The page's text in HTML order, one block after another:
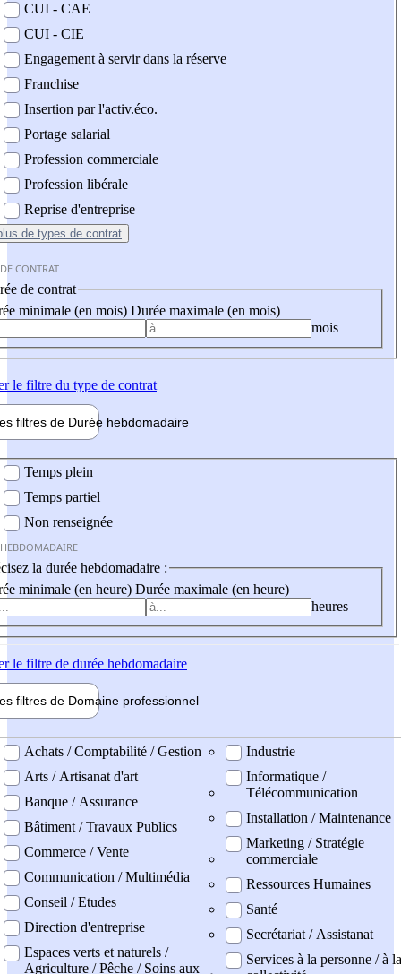
CUI - CAE
CUI - CIE
Engagement à servir dans la réserve
Franchise
Insertion par l'activ.éco.
Portage salarial
Profession commerciale
Profession libérale
Reprise d'entreprise
de types de contrat
CONTRAT
de contrat
minimale (en mois) Durée maximale (en mois)
mois
le filtre du type de contrat
filtres de Durée hebdomadaire
Temps plein
Temps partiel
Non renseignée
la durée hebdomadaire :
minimale (en heure) Durée maximale (en heure)
heures
le filtre de durée hebdomadaire
filtres de Domaine professionnel
professionel
Achats / Comptabilité / Gestion
Arts / Artisanat d'art
Banque / Assurance
Bâtiment / Travaux Publics
Commerce / Vente
Communication / Multimédia
Conseil / Etudes
Direction d'entreprise
Espaces verts et naturels /
Agriculture / Pêche / Soins aux
Industrie
Informatique /
Télécommunication
Installation / Maintenance
Marketing / Stratégie
commerciale
Ressources Humaines
Santé
Secrétariat / Assistanat
Services à la personne / à la